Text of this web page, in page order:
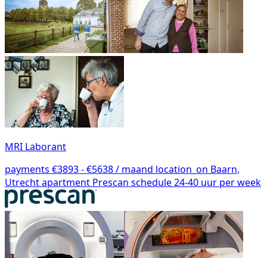
MRI Laborant
payments €3893 - €5638 / maand location_on Baarn,
Utrechtapartment Prescan schedule24-40 uur per week